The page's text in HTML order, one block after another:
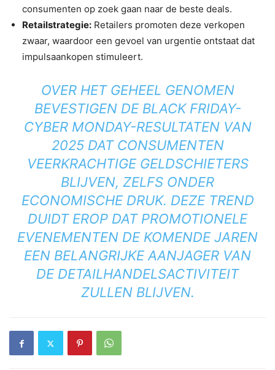
consumenten op zoek gaan naar de beste deals.
Retailstrategie: Retailers promoten deze verkopen
zwaar, waardoor een gevoel van urgentie ontstaat dat
impulsaankopen stimuleert.
OVER HET GEHEEL GENOMEN
BEVESTIGEN DE BLACK FRIDAY-
CYBER ​​MONDAY-RESULTATEN VAN
2025 DAT CONSUMENTEN
VEERKRACHTIGE GELDSCHIETERS
BLIJVEN, ZELFS ONDER
ECONOMISCHE DRUK. DEZE TREND
DUIDT EROP DAT PROMOTIONELE
EVENEMENTEN DE KOMENDE JAREN
EEN BELANGRIJKE AANJAGER VAN
DE DETAILHANDELSACTIVITEIT
ZULLEN BLIJVEN.